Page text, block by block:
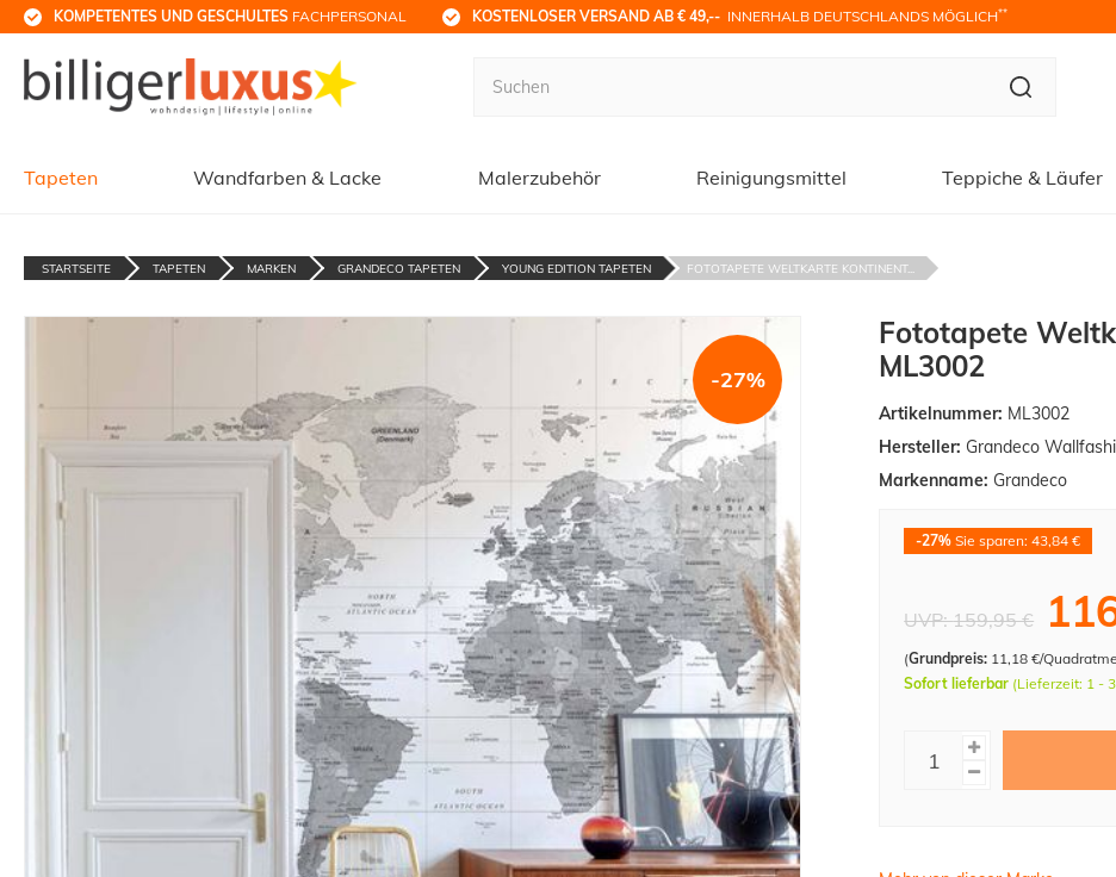
KOMPETENTES UND GESCHULTES FACHPERSONAL KOSTENLOSER VERSAND AB € 49,-- INNERHALB DEUTSCHLANDS MÖGLICH**
Tapeten Wandfarben & Lacke Malerzubehör Reinigungsmittel Teppiche & Läufer
STARTSEITE TAPETEN MARKEN GRANDECO TAPETEN YOUNG EDITION TAPETEN FOTOTAPETE WELTKARTE KONTINENT...
-27%
Fototapete
ML3002
Artikelnummer: ML3002
Hersteller: Grandeco
Markenname: Grandeco
-27% Sie sparen: 43,84 €
UVP:159,95 €
(Grundpreis: 11,18 €/
Sofort lieferbar (Lieferzeit: 1 -